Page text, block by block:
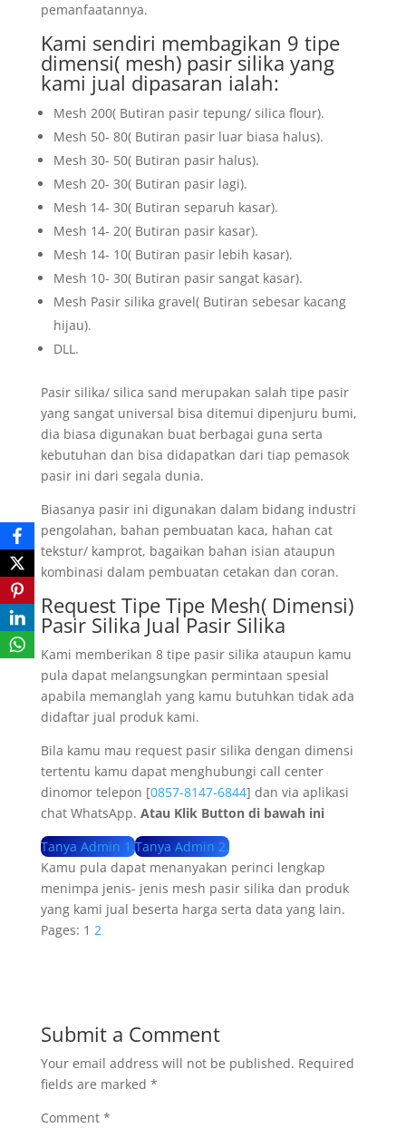
pemanfaatannya.
Kami sendiri membagikan 9 tipe
dimensi( mesh) pasir silika yang
kami jual dipasaran ialah:
Mesh 200( Butiran pasir tepung/ silica flour).
Mesh 50- 80( Butiran pasir luar biasa halus).
Mesh 30- 50( Butiran pasir halus).
Mesh 20- 30( Butiran pasir lagi).
Mesh 14- 30( Butiran separuh kasar).
Mesh 14- 20( Butiran pasir kasar).
Mesh 14- 10( Butiran pasir lebih kasar).
Mesh 10- 30( Butiran pasir sangat kasar).
Mesh Pasir silika gravel( Butiran sebesar kacang
hijau).
DLL.
Pasir silika/ silica sand merupakan salah tipe pasir
yang sangat universal bisa ditemui dipenjuru bumi,
dia biasa digunakan buat berbagai guna serta
kebutuhan dan bisa didapatkan dari tiap pemasok
pasir ini dari segala dunia.
Biasanya pasir ini digunakan dalam bidang industri
pengolahan, bahan pembuatan kaca, hahan cat
tekstur/ kamprot, bagaikan bahan isian ataupun
kombinasi dalam pembuatan cetakan dan coran.
Request Tipe Tipe Mesh( Dimensi)
Pasir Silika Jual Pasir Silika
Kami memberikan 8 tipe pasir silika ataupun kamu
pula dapat melangsungkan permintaan spesial
apabila memanglah yang kamu butuhkan tidak ada
didaftar jual produk kami.
Bila kamu mau request pasir silika dengan dimensi
tertentu kamu dapat menghubungi call center
dinomor telepon [0857-8147-6844] dan via aplikasi
chat WhatsApp. Atau Klik Button di bawah ini
Tanya Admin 1.Tanya Admin 2.
Kamu pula dapat menanyakan perinci lengkap
menimpa jenis- jenis mesh pasir silika dan produk
yang kami jual beserta harga serta data yang lain.
Pages: 1 2
Submit a Comment
Your email address will not be published. Required
fields are marked *
Comment *